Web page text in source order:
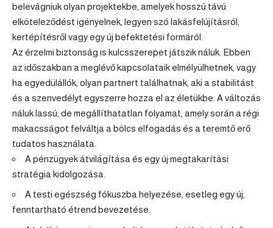
belevágniuk olyan projektekbe, amelyek hosszú távú
elköteleződést igényelnek, legyen szó lakásfelújításról,
kertépítésről vagy egy új befektetési formáról.
Az érzelmi biztonság is kulcsszerepet játszik náluk. Ebben
az időszakban a meglévő kapcsolataik elmélyülhetnek, vagy
ha egyedülállók, olyan partnert találhatnak, aki a stabilitást
és a szenvedélyt egyszerre hozza el az életükbe. A változás
náluk lassú, de megállíthatatlan folyamat, amely során a régi
makacsságot felváltja a bölcs elfogadás és a teremtő erő
tudatos használata.
A pénzügyek átvilágítása és egy új megtakarítási
stratégia kidolgozása.
A testi egészség fókuszba helyezése, esetleg egy új,
fenntartható étrend bevezetése.